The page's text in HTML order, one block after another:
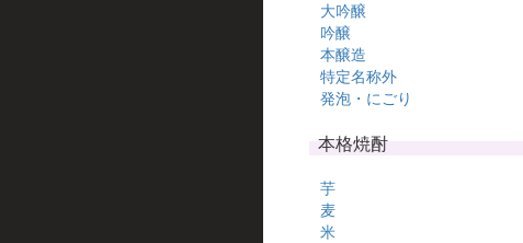
大吟醸
吟醸
本醸造
特定名称外
発泡・にごり
本格焼酎
芋
麦
米